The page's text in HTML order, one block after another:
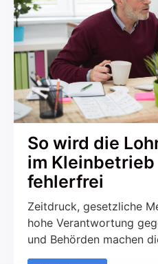
So wird die
im
fehlerfrei
Zeitdruck, gesetzliche
hohe Verantwortung
und Behörden machen
Kleinunternehmen